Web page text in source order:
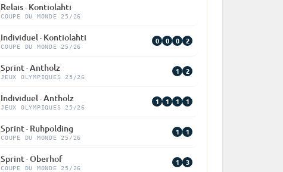
Relais · Kontiolahti
COUPE DU MONDE 25/26
Individuel · Kontiolahti
COUPE DU MONDE 25/26
0 0 0 2
Sprint · Antholz
JEUX OLYMPIQUES 25/26
1 2
Individuel · Antholz
JEUX OLYMPIQUES 25/26
1 1 1 1
Sprint · Ruhpolding
COUPE DU MONDE 25/26
1 1
Sprint · Oberhof
COUPE DU MONDE 25/26
1 3